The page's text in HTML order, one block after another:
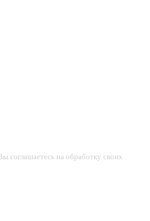
на обработку своих